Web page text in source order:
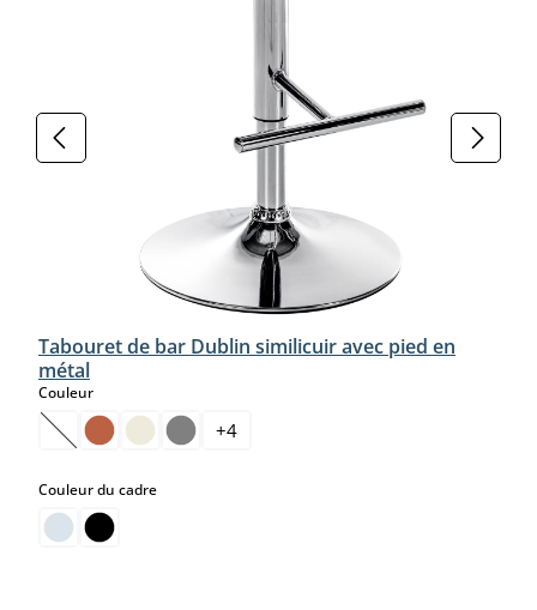
Tabouret de bar Dublin similicuir avec pied en
métal
Couleurselect
(Cette option n'est pas disponible pour le moment.)
+4
Couleur du cadreselect